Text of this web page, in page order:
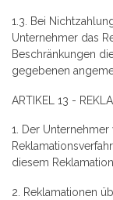
1.3. Bei
Unternehmer das
Beschränkungen
gegebenen
ARTIKEL 13 -
1. Der
diesem
2. Reklamationen